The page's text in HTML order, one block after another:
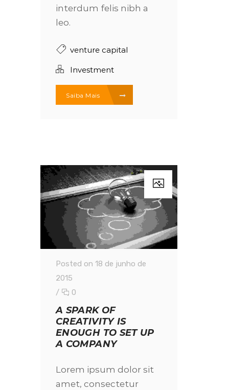
interdum felis nibh a
leo.
venture capital
Investment
Saiba Mais
Posted on 18 de junho de
2015
/
0
A SPARK OF
CREATIVITY IS
ENOUGH TO SET UP
A COMPANY
Lorem ipsum dolor sit
amet, consectetur